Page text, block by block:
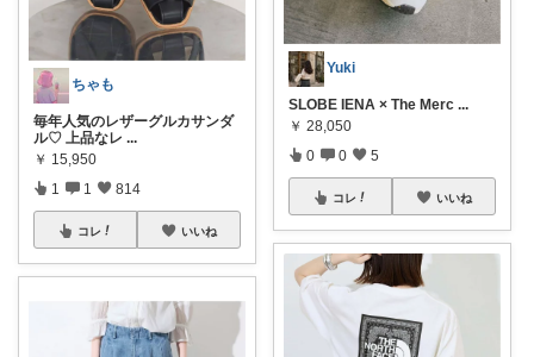
ちゃも
毎年人気のレザーグルカサンダ
ル♡ 上品なレ ...
￥ 15,950
1 1 814
コレ いいね
Yuki
SLOBE IENA × The Merc ...
￥ 28,050
0 0 5
コレ いいね